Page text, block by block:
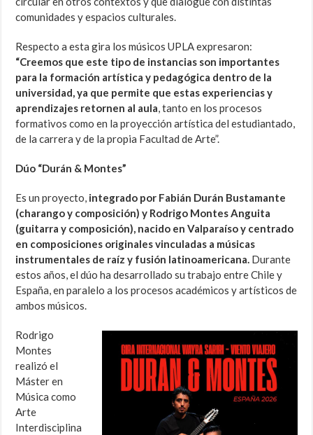
comunidades y espacios culturales.
Respecto a esta gira los músicos UPLA expresaron:
“Creemos que este tipo de instancias son importantes
para la formación artística y pedagógica dentro de la
universidad, ya que permite que estas experiencias y
aprendizajes retornen al aula, tanto en los procesos
formativos como en la proyección artística del estudiantado,
de la carrera y de la propia Facultad de Arte”.
Dúo “Durán & Montes”
Es un proyecto, integrado por Fabián Durán Bustamante
(charango y composición) y Rodrigo Montes Anguita
(guitarra y composición), nacido en Valparaíso y centrado
en composiciones originales vinculadas a músicas
instrumentales de raíz y fusión latinoamericana. Durante
estos años, el dúo ha desarrollado su trabajo entre Chile y
España, en paralelo a los procesos académicos y artísticos de
ambos músicos.
Rodrigo
Montes
realizó el
Máster en
Música como
Arte
Interdisciplina